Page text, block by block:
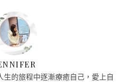
的旅程中逐漸療癒自己，愛上自